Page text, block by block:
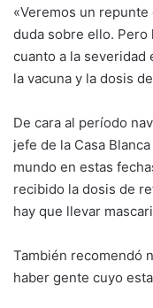
«Veremos un
duda sobre ello. Pero
cuanto a la severidad
la vacuna y la dosis
De cara al período
jefe de la Casa
mundo en estas
recibido la dosis de
hay que llevar
También recomendó
haber gente cuyo